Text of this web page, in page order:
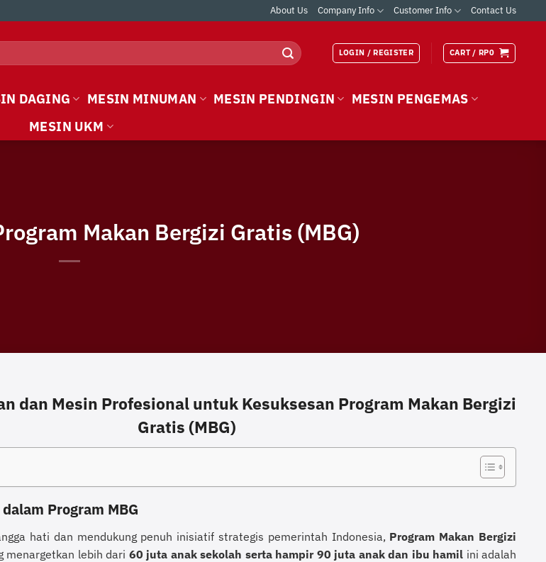
About Us Company Info Customer Info Contact Us
LOGIN / REGISTER CART / RP0
DAGING MESIN MINUMAN MESIN PENDINGIN
MESIN PENGEMAS
MESIN UKM
Makan Bergizi Gratis (MBG)
dan Mesin Profesional untuk Kesuksesan Program Makan Bergizi
Gratis (MBG)
Program MBG
hati dan mendukung penuh inisiatif strategis pemerintah Indonesia, Program Makan Bergizi
menargetkan lebih dari 60 juta anak sekolah serta hampir 90 juta anak dan ibu hamil ini adalah